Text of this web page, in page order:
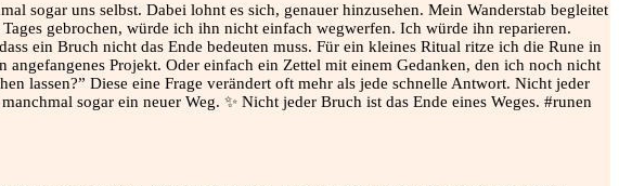
sogar uns selbst. Dabei lohnt es sich, genauer hinzusehen. Mein Wanderstab begleitet
gebrochen, würde ich ihn nicht einfach wegwerfen. Ich würde ihn reparieren.
ein Bruch nicht das Ende bedeuten muss. Für ein kleines Ritual ritze ich die Rune in
Projekt. Oder einfach ein Zettel mit einem Gedanken, den ich noch nicht
lassen?” Diese eine Frage verändert oft mehr als jede schnelle Antwort. Nicht jeder
sogar ein neuer Weg. ✨ Nicht jeder Bruch ist das Ende eines Weges. #runen